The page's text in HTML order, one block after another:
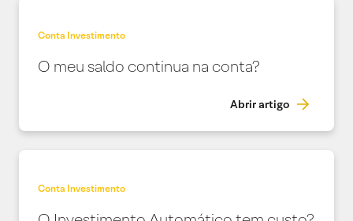
Conta Investimento
O meu saldo continua na conta?
Abrir artigo
Conta Investimento